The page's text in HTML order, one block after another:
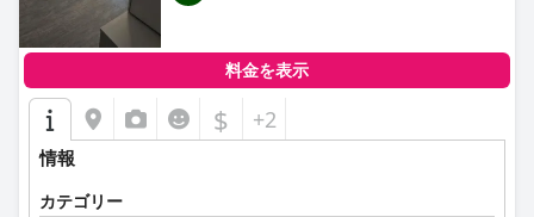
料金を表示
$ +2
情報
カテゴリー